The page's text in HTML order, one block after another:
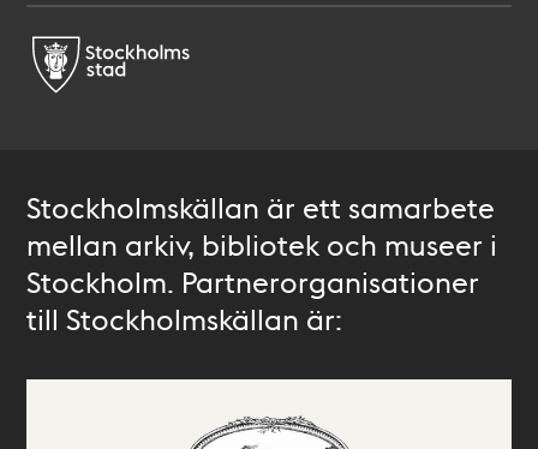
Stockholmskällan är ett samarbete
mellan arkiv, bibliotek och museer i
Stockholm. Partnerorganisationer
till Stockholmskällan är: